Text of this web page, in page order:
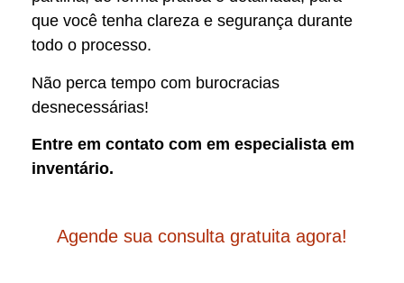
que você tenha clareza e segurança durante
todo o processo.
Não perca tempo com burocracias
desnecessárias!
Entre em contato com em especialista em
inventário.
Agende sua consulta gratuita agora!